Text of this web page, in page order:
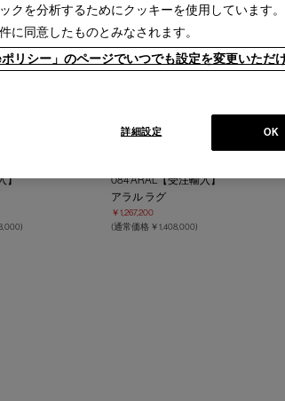
】
)
084 ARAL【受注輸入】
アラル ラグ
￥1,267,200
(通常価格 ￥1,408,000)
クを分析するためにクッキーを使用しています
に同意したものとみなされます。
ポリシー」のページでいつでも設定を変更いただ
OK
詳細設定